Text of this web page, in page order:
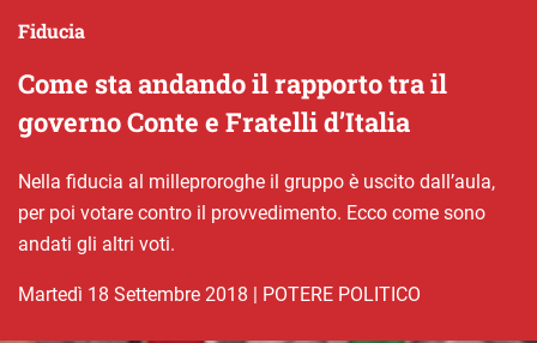
Come sta andando il rapporto tra il
governo Conte e Fratelli d’Italia
Fiducia
Nella fiducia al milleproroghe il gruppo è uscito dall’aula,
per poi votare contro il provvedimento. Ecco come sono
andati gli altri voti.
martedì 18 Settembre 2018 | POTERE POLITICO